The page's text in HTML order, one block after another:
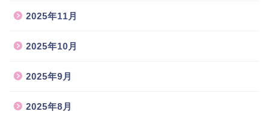
2025年11月
2025年10月
2025年9月
2025年8月